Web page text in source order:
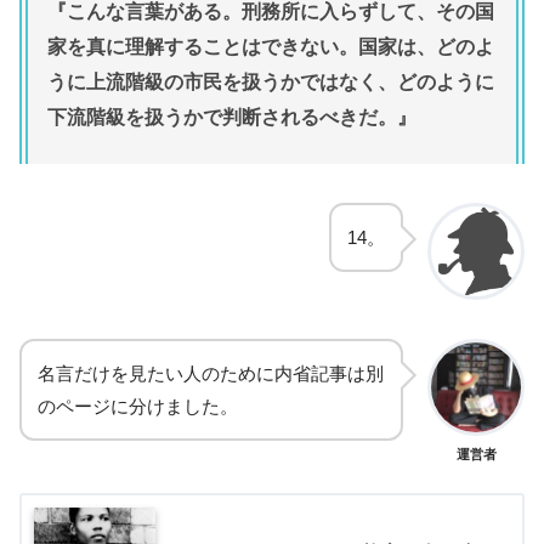
『こんな言葉がある。刑務所に入らずして、その国
家を真に理解することはできない。国家は、どのよ
うに上流階級の市民を扱うかではなく、どのように
下流階級を扱うかで判断されるべきだ。』
14。
名言だけを見たい人のために内省記事は別
のページに分けました。
運営者